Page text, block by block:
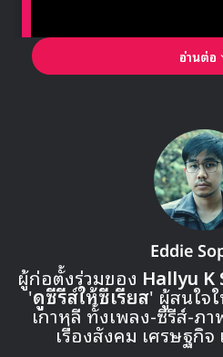
ติดตามชมรายการUnexpected
กันได้ที่ Viu